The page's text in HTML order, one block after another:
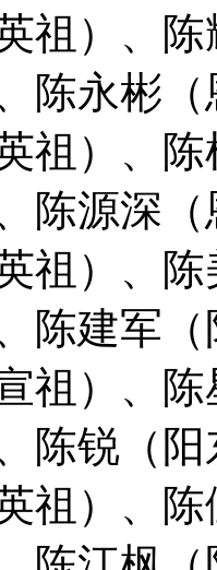
祖）、
陈永彬
祖）、
陈源深
祖）、
陈建军
祖）、
陈锐（
祖）、